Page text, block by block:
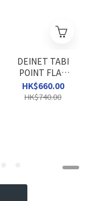
DEINET TABI
POINT FLAT
SHOES
HK$660.00
HK$740.00